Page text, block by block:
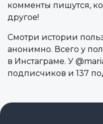
комменты пишутся,
другое!
Смотри истории
анонимно. Всего у
в Инстаграме. У
подписчиков и 137